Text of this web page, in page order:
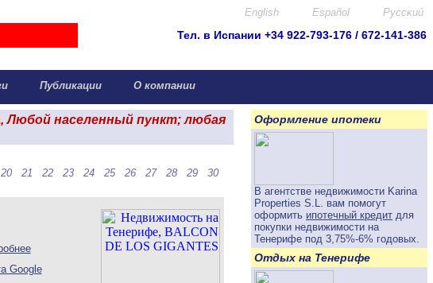
English Español Pyccκuú
Тел. в Испании +34 922-793-176 / 672-141-386
Публикации О компании
Любой населенный пункт; любая
20 21 22 23 24 25 26 27 28 29
30
Google
Оформление ипотеки
В агентстве недвижимости Karina
Properties S.L. вам помогут
оформить ипотечный кредит для
покупки недвижимости на
Тенерифе под 3,75%-6% годовых.
Отдых на Тенерифе